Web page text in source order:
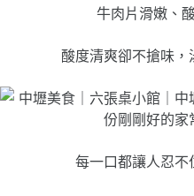
牛肉片滑嫩、
酸度清爽卻不搶味，
每一口都讓人忍不